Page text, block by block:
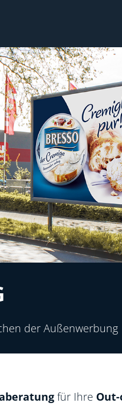
der Außenwerbung
für Ihre